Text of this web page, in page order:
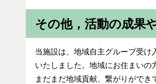
その他，活動の成果
当施設は、地域自主グループ受け
いたしました。地域にお住まいの
まだまだ地域貢献、繋がりがで